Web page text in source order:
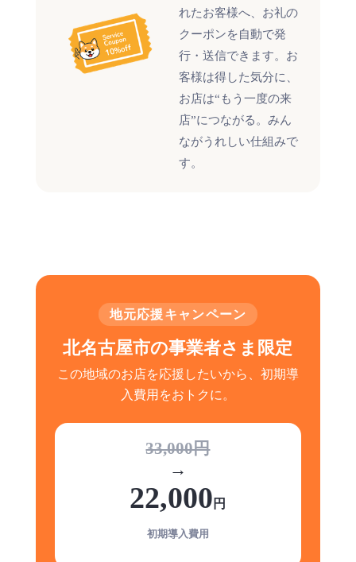
れたお客様へ、お礼の
クーポンを自動で発
行・送信できます。お
客様は得した気分に、
お店は“もう一度の来
店”につながる。みん
ながうれしい仕組みで
す。
地元応援キャンペーン
北名古屋市の事業者さま限定
この地域のお店を応援したいから、初期導
入費用をおトクに。
33,000円
→
22,000 円
初期導入費用